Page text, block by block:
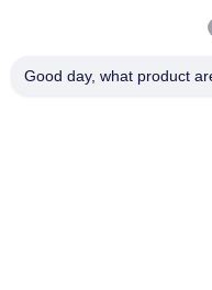
Kiểm
Good day, what product